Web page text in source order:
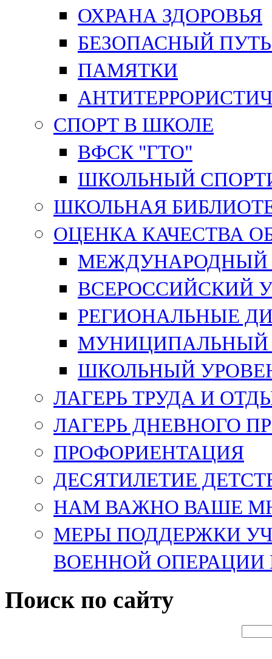
ОХРАНА ЗДОРОВЬЯ
БЕЗОПАСНЫЙ
ПАМЯТКИ
СПОРТ В ШКОЛЕ
ВФСК "ГТО"
ШКОЛЬНЫЙ
ШКОЛЬНАЯ
ОЦЕНКА КАЧЕСТВА
МЕЖДУНАРОДНЫЙ
ВСЕРОССИЙСКИЙ
РЕГИОНАЛЬНЫЕ
МУНИЦИПАЛЬНЫЙ
ШКОЛЬНЫЙ
ЛАГЕРЬ ТРУДА И
ЛАГЕРЬ ДНЕВНОГО
ПРОФОРИЕНТАЦИЯ
ДЕСЯТИЛЕТИЕ
НАМ ВАЖНО ВАШЕ
МЕРЫ ПОДДЕРЖКИ
ВОЕННОЙ ОПЕРАЦИИ
Поиск по сайту